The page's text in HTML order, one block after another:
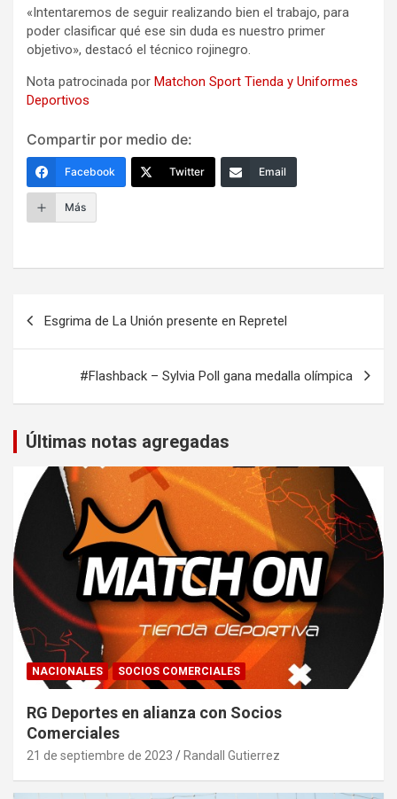
«Intentaremos de seguir realizando bien el trabajo, para
poder clasificar qué ese sin duda es nuestro primer
objetivo», destacó el técnico rojinegro.
Nota patrocinada por Matchon Sport Tienda y Uniformes
Deportivos
Compartir por medio de:
Facebook Twitter Email
Más
entradas
Esgrima de La Unión presente en Repretel
#Flashback – Sylvia Poll gana medalla olímpica
Últimas notas agregadas
NACIONALES SOCIOS COMERCIALES
RG Deportes en alianza con Socios
Comerciales
21 de septiembre de 2023 Randall Gutierrez